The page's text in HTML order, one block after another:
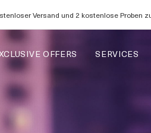
Versand und 2 kostenlose Proben
OFFERS SERVICES